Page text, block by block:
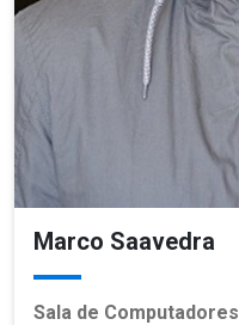
Marco Saavedra
Sala de Computadores